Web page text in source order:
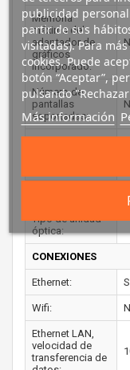
Memoria
máxima del
adaptador de
gráficos
incorporado:
Número de
pantallas
soportadas:
Tipo de unidad
óptica:
CONEXIONES
Ethernet:
Wifi:
Ethernet LAN,
velocidad de
transferencia de
publicidad
partir de sus
visitadas). Para
cookies. Puede
botón “Aceptar”,
pulsando
Más información